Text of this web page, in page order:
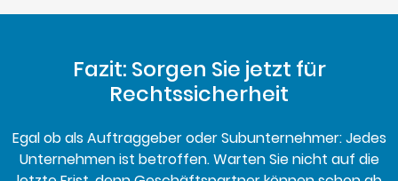
Fazit: Sorgen Sie jetzt für
Rechtssicherheit
Egal ob als Auftraggeber oder Subunternehmer: Jedes
Unternehmen ist betroffen. Warten Sie nicht auf die